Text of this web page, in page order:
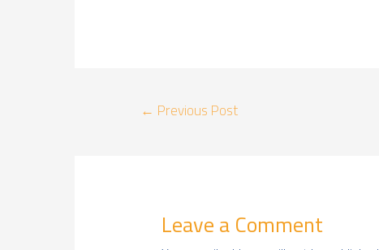
← Previous Post
Leave a Comment